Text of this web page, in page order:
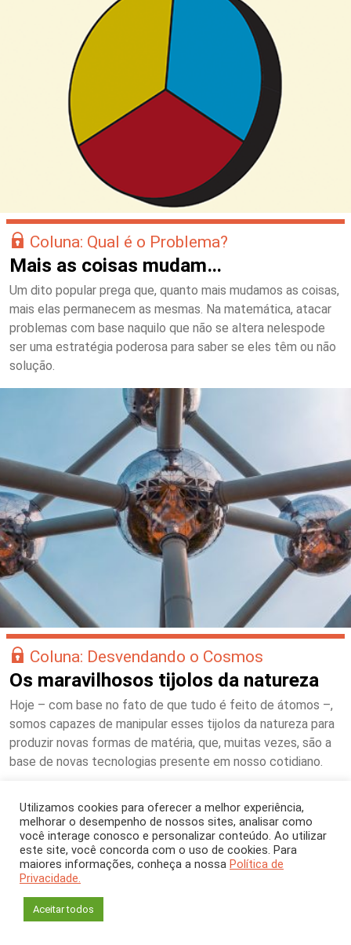
Coluna: Qual é o Problema?
Mais as coisas mudam…
Um dito popular prega que, quanto mais mudamos as coisas,
mais elas permanecem as mesmas. Na matemática, atacar
problemas com base naquilo que não se altera nelespode
ser uma estratégia poderosa para saber se eles têm ou não
solução.
Coluna: Desvendando o Cosmos
Os maravilhosos tijolos da natureza
Hoje – com base no fato de que tudo é feito de átomos –,
somos capazes de manipular esses tijolos da natureza para
produzir novas formas de matéria, que, muitas vezes, são a
base de novas tecnologias presente em nosso cotidiano.
Utilizamos cookies para oferecer a melhor experiência,
melhorar o desempenho de nossos sites, analisar como
você interage conosco e personalizar conteúdo. Ao utilizar
este site, você concorda com o uso de cookies. Para
maiores informações, conheça a nossa Política de
Privacidade.
Aceitar todos